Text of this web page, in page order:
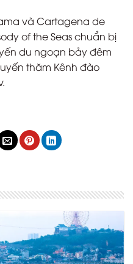
và Cartagena de
of the Seas chuẩn bị
du ngoạn bảy đêm
thăm Kênh đào